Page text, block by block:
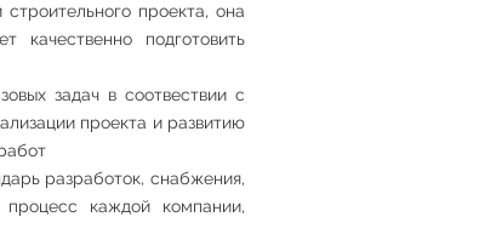
проекта, она
качественно подготовить
задач в соотвествии с
проекта и развитию
разработок, снабжения,
каждой компании,